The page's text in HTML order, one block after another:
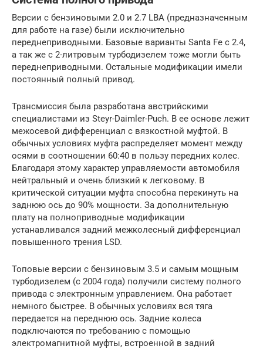
Версии с бензиновыми 2.0 и 2.7 LBA (предназначенным
для работе на газе) были исключительно
переднеприводными. Базовые варианты Santa Fe с 2.4,
а так же с 2-литровым турбодизелем тоже могли быть
переднеприводными. Остальные модификации имели
постоянный полный привод.
Трансмиссия была разработана австрийскими
специалистами из Steyr-Daimler-Puch. В ее основе лежит
межосевой дифференциал с вязкостной муфтой. В
обычных условиях муфта распределяет момент между
осями в соотношении 60:40 в пользу передних колес.
Благодаря этому характер управляемости автомобиля
нейтральный и очень близкий к легковому. В
критической ситуации муфта способна перекинуть на
заднюю ось до 90% мощности. За дополнительную
плату на полноприводные модификации
устанавливался задний межколесный дифференциал
повышенного трения LSD.
Топовые версии с бензиновым 3.5 и самым мощным
турбодизелем (с 2004 года) получили систему полного
привода с электронным управлением. Она работает
немного быстрее. В обычных условиях вся тяга
передается на переднюю ось. Задние колеса
подключаются по требованию с помощью
электромагнитной муфты, встроенной в задний